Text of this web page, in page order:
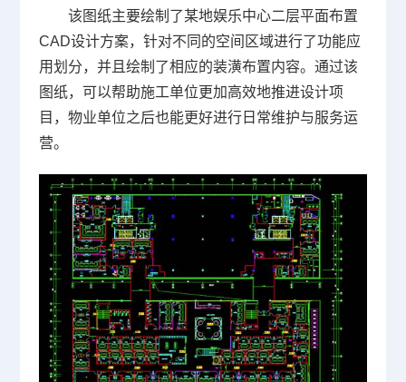
该图纸主要绘制了某地娱乐中心二层平面布置
CAD设计方案，针对不同的空间区域进行了功能应
用划分，并且绘制了相应的装潢布置内容。通过该
图纸，可以帮助施工单位更加高效地推进设计项
目，物业单位之后也能更好进行日常维护与服务运
营。